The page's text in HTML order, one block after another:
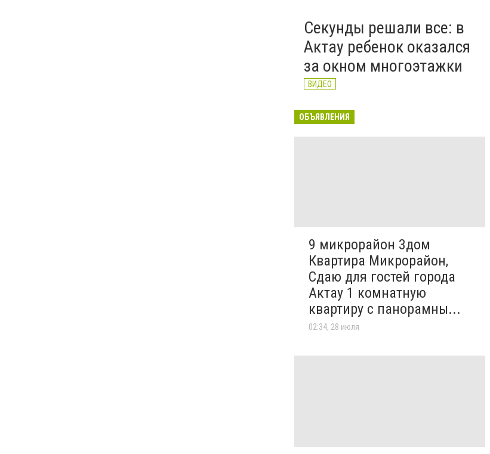
Секунды решали все: в
Актау ребенок оказался
за окном многоэтажки
ВИДЕО
ОБЪЯВЛЕНИЯ
9 микрорайон 3дом
Квартира Микрорайон,
Сдаю для гостей города
Актау 1 комнатную
квартиру с панорамны...
02:34, 28 июля